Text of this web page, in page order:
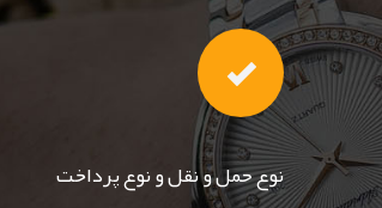
نوع حمل و نقل و نوع پرداخت